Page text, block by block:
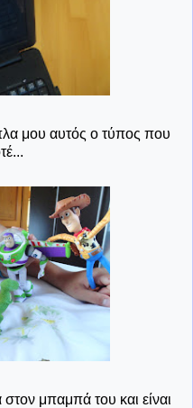
μου αυτός ο τύπος που
μπαμπά του και είναι